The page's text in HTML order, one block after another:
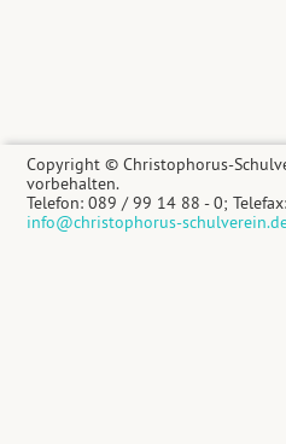
Copyright © Christophorus-
vorbehalten.
Telefon: 089 / 99 14 88 - 0;
info@christophorus-